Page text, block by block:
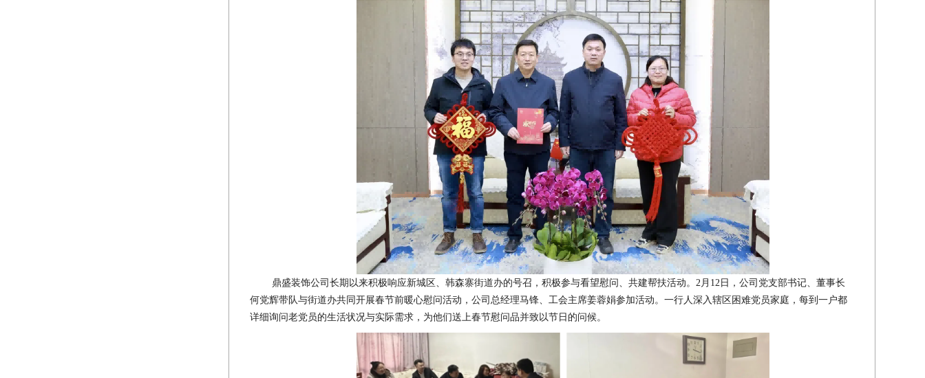
鼎盛装饰公司长期以来积极响应新城区、韩森寨街道办的号召，积极参与看望慰问、共建帮扶活动。2月12日，公司党支部书记、董事长
何党辉带队与街道办共同开展春节前暖心慰问活动，公司总经理马锋、工会主席姜蓉娟参加活动。一行人深入辖区困难党员家庭，每到一户都
详细询问老党员的生活状况与实际需求，为他们送上春节慰问品并致以节日的问候。